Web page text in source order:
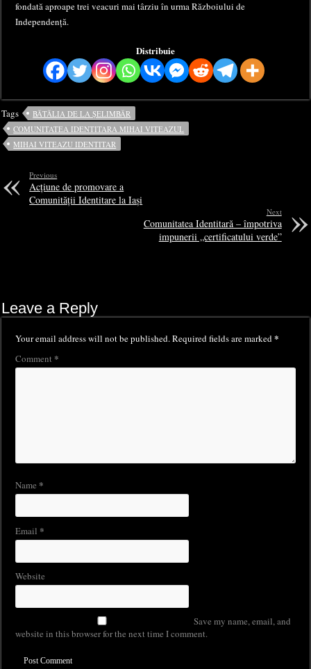
fondată aproape trei veacuri mai târziu în urma Războiului de
Independență.
Distribuie
Tags
BĂTĂLIA DE LA ȘELIMBĂR
COMUNITATEA IDENTITARA MIHAI VITEAZUL
MIHAI VITEAZU IDENTITAR
Previous
Acțiune de promovare a
Comunității Identitare la Iași
Next
Comunitatea Identitară – împotriva
impunerii „certificatului verde”
Leave a Reply
Your email address will not be published.Required fields are marked*
Comment *
Name *
Email *
Website
Save my name, email, and
website in this browser for the next time I comment.